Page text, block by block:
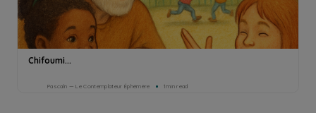
Chifoumi...
Pascaln — Le Contemplateur Éphémère 1min read